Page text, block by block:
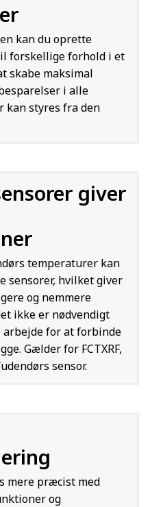
kan du oprette
forskellige forhold i et
skabe maksimal
i alle
kan styres fra den
giver
temperaturer kan
sensorer, hvilket giver
og nemmere
ikke er nødvendigt
arbejde for at forbinde
Gælder for FCTXRF,
sensor.
mere præcist med
og